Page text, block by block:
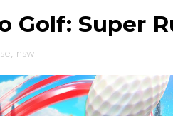
Golf: Super
nsw